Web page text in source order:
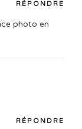
RÉPONDRE
photo en
RÉPONDRE